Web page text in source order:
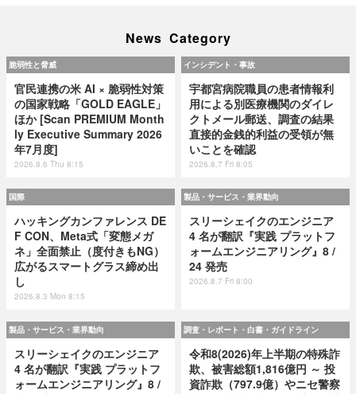
News Category
脆弱性と脅威
官民連携の米 AI × 脆弱性対策
の国家戦略「GOLD EAGLE」
ほか [Scan PREMIUM Month
ly Executive Summary 2026
年7月度]
2026.8.6 Thu 8:15
インシデント・事故
宇都宮病院職員の患者情報利
用による別医療機関のダイレ
クトメール郵送、調査の結果
直接的金銭的利益の受領が無
いことを確認
2026.8.7 Fri 8:05
国際
ハッキングカンファレンス DE
F CON、Meta式「変態メガ
ネ」全面禁止（度付きもNG）
広がるスマートグラス締め出
し
2026.8.3 Mon 8:15
製品・サービス・業界動向
スリーシェイクのエンジニア
4 名が翻訳『実践 プラットフ
ォームエンジニアリング』8 /
24 発売
2026.8.7 Fri 8:00
製品・サービス・業界動向
スリーシェイクのエンジニア
4 名が翻訳『実践 プラットフ
ォームエンジニアリング』8 /
調査・レポート・白書・ガイドライン
令和8(2026)年上半期の特殊詐
欺、被害総額1,816億円 ～ 投
資詐欺（797.9億）やニセ警察